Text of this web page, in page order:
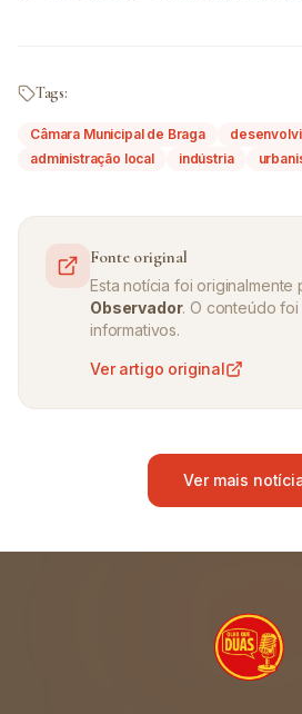
Tags:
Câmara Municipal de Braga
administração local
indústria
Fonte original
Esta notícia foi originalmente
Observador. O conteúdo
informativos.
Ver artigo original
Ver mais